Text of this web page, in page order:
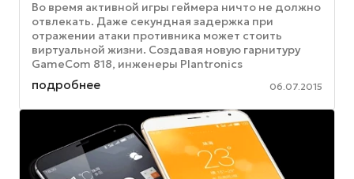
Во время активной игры геймера ничто не должно
отвлекать. Даже секундная задержка при
отражении атаки противника может стоить
виртуальной жизни. Создавая новую гарнитуру
GameCom 818, инженеры Plantronics
позаботились о том, чтобы ни одна деталь не ...
подробнее 06.07.2015